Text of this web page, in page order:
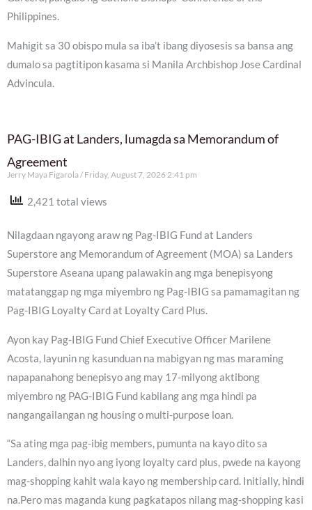
Philippines.
Mahigit sa 30 obispo mula sa iba’t ibang diyosesis sa bansa ang
dumalo sa pagtitipon kasama si Manila Archbishop Jose Cardinal
Advincula.
PAG-IBIG at Landers, lumagda sa Memorandum of
Agreement
Jerry Maya Figarola Friday, August 7, 2026 2:41 pm
2,421 total views
Nilagdaan ngayong araw ng Pag-IBIG Fund at Landers
Superstore ang Memorandum of Agreement (MOA) sa Landers
Superstore Aseana upang palawakin ang mga benepisyong
matatanggap ng mga miyembro ng Pag-IBIG sa pamamagitan ng
Pag-IBIG Loyalty Card at Loyalty Card Plus.
Ayon kay Pag-IBIG Fund Chief Executive Officer Marilene
Acosta, layunin ng kasunduan na mabigyan ng mas maraming
napapanahong benepisyo ang may 17-milyong aktibong
miyembro ng PAG-IBIG Fund kabilang ang mga hindi pa
nangangailangan ng housing o multi-purpose loan.
“Sa ating mga pag-ibig members, pumunta na kayo dito sa
Landers, dalhin nyo ang iyong loyalty card plus, pwede na kayong
mag-shopping kahit wala kayo ng membership card. Initially, hindi
na.Pero mas maganda kung pagkatapos nilang mag-shopping kasi